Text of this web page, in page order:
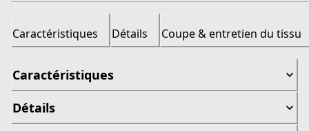
Caractéristiques Détails Coupe & entretien du tissu
Caractéristiques
Détails